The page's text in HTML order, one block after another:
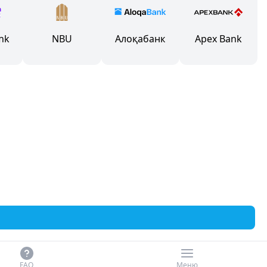
NBU Алоқабанк Apex Bank
FAQ Меню